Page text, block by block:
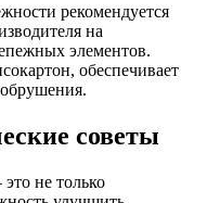
рекомендуется
на
элементов.
обеспечивает
советы
не только